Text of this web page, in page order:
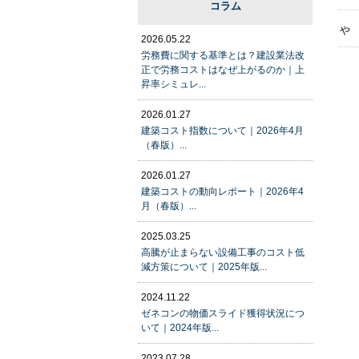
や
コラム
2026.05.22
労務費に関する基準とは？建設業法改
正で労務コストはなぜ上がるのか｜上
昇率シミュレ...
2026.01.27
建築コスト指数について｜2026年4月
（春版）...
2026.01.27
建築コストの動向レポート｜2026年4
月（春版）...
2025.03.25
高騰が止まらない設備工事のコスト低
減方策について｜2025年版...
2024.11.22
ゼネコンの物価スライド獲得状況につ
いて｜2024年版...